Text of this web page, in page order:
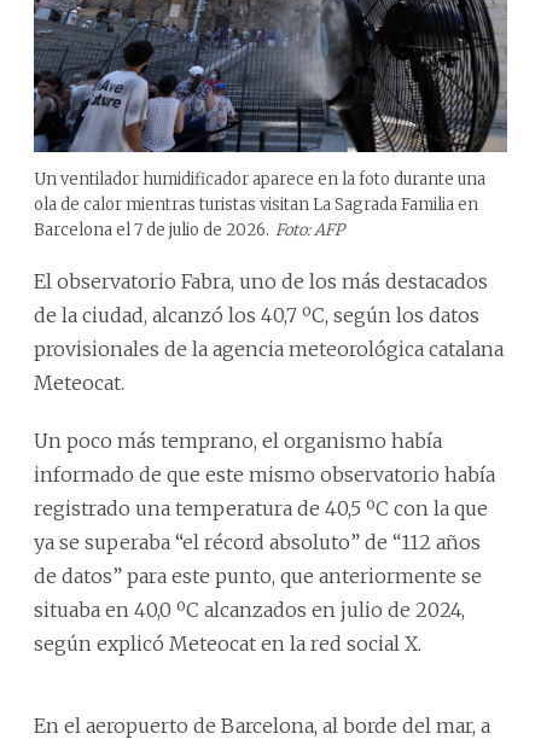
Un ventilador humidificador aparece en la foto durante una
ola de calor mientras turistas visitan La Sagrada Familia en
Barcelona el 7 de julio de 2026. Foto: AFP
El observatorio Fabra, uno de los más destacados
de la ciudad, alcanzó los 40,7 ºC, según los datos
provisionales de la agencia meteorológica catalana
Meteocat.
Un poco más temprano, el organismo había
informado de que este mismo observatorio había
registrado una temperatura de 40,5 ºC con la que
ya se superaba “el récord absoluto” de “112 años
de datos” para este punto, que anteriormente se
situaba en 40,0 ºC alcanzados en julio de 2024,
según explicó Meteocat en la red social X.
En el aeropuerto de Barcelona, al borde del mar, a